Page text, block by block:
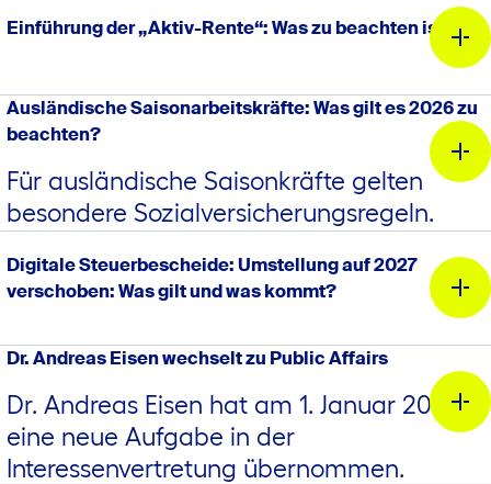
Neue BMFRegeln zur steuerlichen Tierbewertung: Das
Einführung der „Aktiv-Rente“: Was zu beachten ist.
Neue BMFRegeln zur steuerlichen Tierbewertung: Das
müssen Betriebe jetzt wissen | Genoverband e.V.
Ausländische Saisonarbeitskräfte: Was gilt es 2026 zu
beachten?
Für ausländische Saisonkräfte gelten
besondere Sozialversicherungsregeln.
Digitale Steuerbescheide: Umstellung auf 2027
verschoben: Was gilt und was kommt?
Dr. Andreas Eisen wechselt zu Public Affairs
Dr. Andreas Eisen hat am 1. Januar 2026
eine neue Aufgabe in der
Interessenvertretung übernommen.